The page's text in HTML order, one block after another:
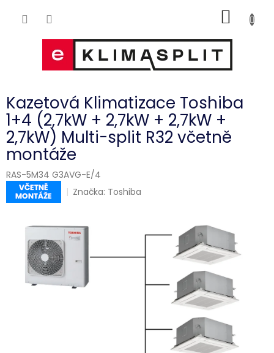
KOŠÍK
Kazetová Klimatizace Toshiba
1+4 (2,7kW + 2,7kW + 2,7kW +
2,7kW) Multi-split R32 včetně
montáže
RAS-5M34 G3AVG-E/4
Značka: Toshiba